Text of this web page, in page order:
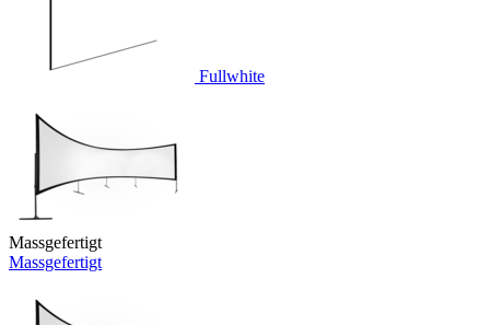
Fullwhite
Massgefertigt
Massgefertigt